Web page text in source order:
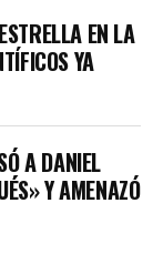
EN LA
YA
A DANIEL
Y AMENAZÓ